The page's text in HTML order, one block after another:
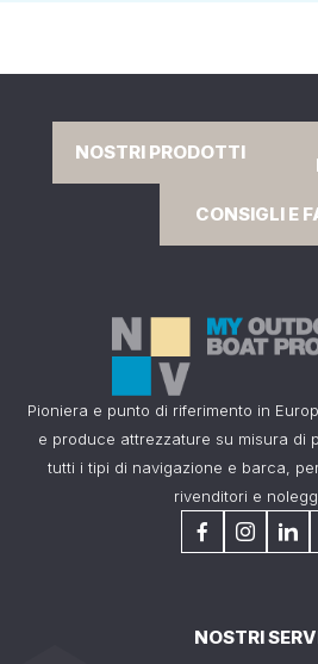
NOSTRI PRODOTTI
CONSIGLI E
Pioniera e punto di riferimento in
e produce attrezzature su misura di
tutti i tipi di navigazione e barca,
rivenditori e
NOSTRI